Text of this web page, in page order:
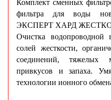
Комплект сменных
фильтра для воды
ЭКСПЕРТ ХАРД
Очистка водопроводной
солей жесткости,
соединений, тяжелых
привкусов и запаха.
технологии ионного